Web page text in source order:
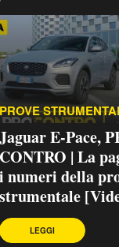
PROVE
Jaguar E-Pace,
CONTRO | La
i numeri della
strumentale
LEGGI